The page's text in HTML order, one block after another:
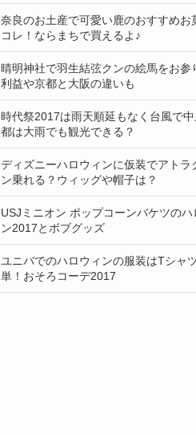
奈良のお土産で可愛い鹿のおすすめお
コレ！ならまちで買えるよ♪
晴明神社で羽生結弦クンの絵馬をお参
利益や京都と大阪の違いも
時代祭2017は雨天順延もなく台風で
都は大雨でも観光できる？
ディズニーハロウィンに仮装でアトラ
ン乗れる？ウィッグや帽子は？
USJミニオン ポップコーンバケツのハ
ン2017とボブグッズ
ユニバでのハロウィンの服装はTシャ
単！おそろコーデ2017